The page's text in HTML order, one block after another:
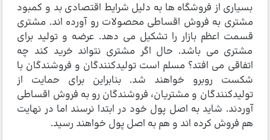
بسیاری از فروشگاه ها به دلیل شرایط اقتصادی بد و کمبود
مشتری به فروش اقساطی محصولات رو آورده اند. مشتری
قسمت اعظم بازار را تشکیل می دهد. عرضه و تولید برای
مشتری می باشد. حال اگر مشتری نتواند خرید کند چه
اتفاقی می افتد؟ مسلم است تولیدکنندگان و فروشندگان با
شکست روبرو خواهند شد. بنابراین برای حمایت از
تولیدکنندگان و مشتریان، فروشندگان رو به فروش اقساطی
آوردند. شاید به اصل پول خود در ابتدا نرسند اما در نهایت
هم فروش کرده اند و هم به اصل پول خواهند رسید.